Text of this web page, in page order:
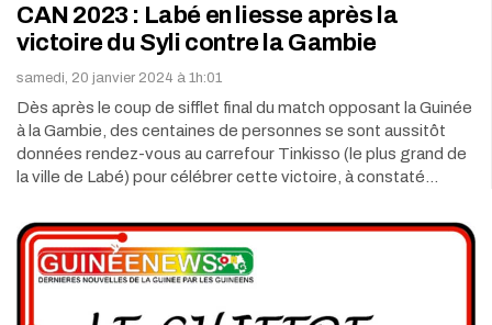
CAN 2023 : Labé en liesse après la
victoire du Syli contre la Gambie
samedi, 20 janvier 2024 à 1h:01
Dès après le coup de sifflet final du match opposant la Guinée
à la Gambie, des centaines de personnes se sont aussitôt
données rendez-vous au carrefour Tinkisso (le plus grand de
la ville de Labé) pour célébrer cette victoire, à constaté…